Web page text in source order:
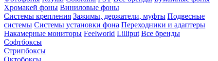
Хромакей фоны Виниловые фоны
Системы крепления Зажимы, держатели, муфты Подвесные
системы Системы установки фона Переходники и адаптеры
Накамерные мониторы Feelworld Lilliput Все бренды
Софтбоксы
Стрипбоксы
Октобоксы